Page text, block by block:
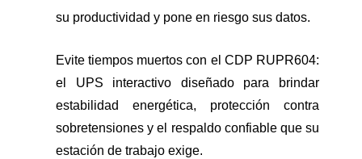
su productividad y pone en riesgo sus datos.
Evite tiempos muertos con el CDP RUPR604:
el UPS interactivo diseñado para brindar
estabilidad energética, protección contra
sobretensiones y el respaldo confiable que su
estación de trabajo exige.